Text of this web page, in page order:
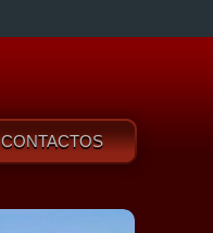
CONTACTOS